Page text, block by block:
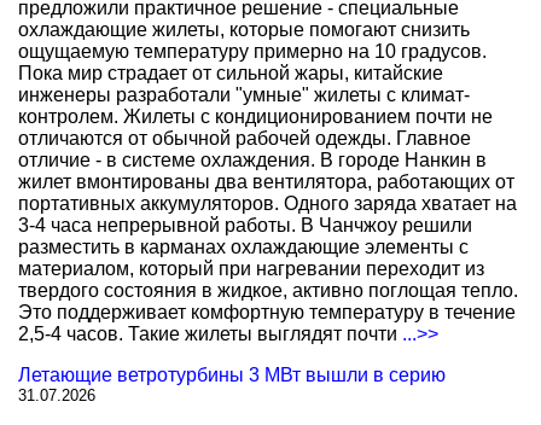
предложили практичное решение - специальные
охлаждающие жилеты, которые помогают снизить
ощущаемую температуру примерно на 10 градусов.
Пока мир страдает от сильной жары, китайские
инженеры разработали "умные" жилеты с климат-
контролем. Жилеты с кондиционированием почти не
отличаются от обычной рабочей одежды. Главное
отличие - в системе охлаждения. В городе Нанкин в
жилет вмонтированы два вентилятора, работающих от
портативных аккумуляторов. Одного заряда хватает на
3-4 часа непрерывной работы. В Чанчжоу решили
разместить в карманах охлаждающие элементы с
материалом, который при нагревании переходит из
твердого состояния в жидкое, активно поглощая тепло.
Это поддерживает комфортную температуру в течение
2,5-4 часов. Такие жилеты выглядят почти ...>>
Летающие ветротурбины 3 МВт вышли в серию
31.07.2026